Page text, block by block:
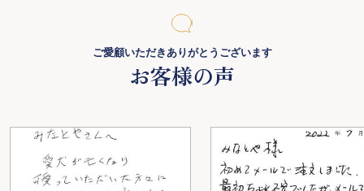
ご愛顧いただきありがとうございます
お客様の声